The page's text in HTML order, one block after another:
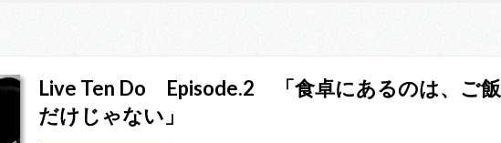
Live Ten Do Episode.2 「食卓にあるのは、ご飯
だけじゃない」